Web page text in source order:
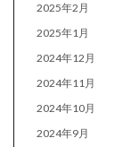
2025年2月
2025年1月
2024年12月
2024年11月
2024年10月
2024年9月